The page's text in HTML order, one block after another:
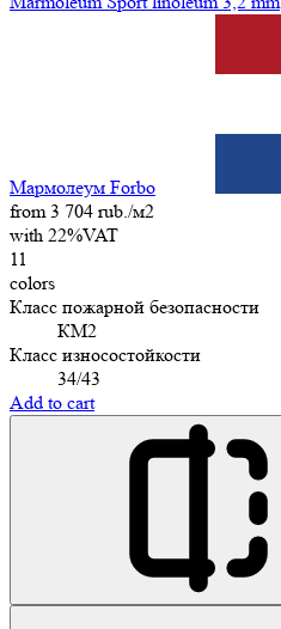
Мармолеум Forbo
from 3 704 rub./м2
with 22%VAT
11
colors
Класс пожарной безопасности
КМ2
Класс износостойкости
34/43
Add to cart